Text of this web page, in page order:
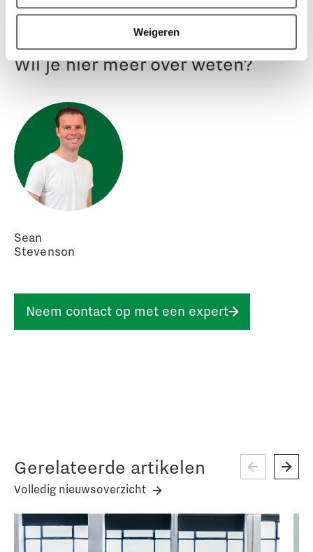
Weigeren
Wil je hier meer over weten?
Sean
Stevenson
Neem contact op met een expert
Gerelateerde artikelen
Volledig nieuwsoverzicht